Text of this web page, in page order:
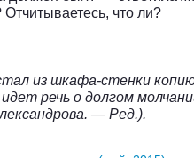
Отчитываетесь, что ли?
из шкафа-стенки
речь о долгом
— Ред.).